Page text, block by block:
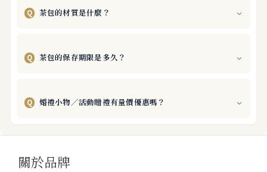
Q 茶包的材質是什麼？
Q 茶包的保存期限是多久？
Q 婚禮小物／活動贈禮有量價優惠嗎？
關於品牌